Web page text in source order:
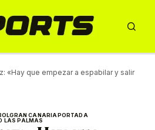
«Hay que empezar a espabilar y salir
GRAN CANARIAPORTADA
LAS PALMAS